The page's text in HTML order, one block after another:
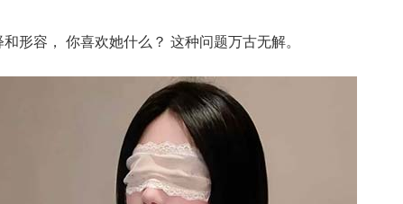
形容， 你喜欢她什么？ 这种问题万古无解。